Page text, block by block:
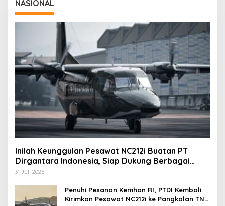
NASIONAL
Inilah Keunggulan Pesawat NC212i Buatan PT
Dirgantara Indonesia, Siap Dukung Berbagai
Operasi TNI
31 Juli 2026
Penuhi Pesanan Kemhan RI, PTDI Kembali
Kirimkan Pesawat NC212i ke Pangkalan TNI